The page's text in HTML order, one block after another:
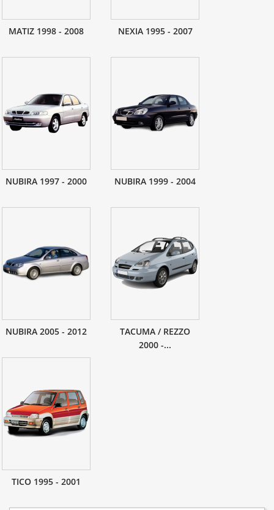
MATIZ 1998 - 2008 NEXIA 1995 - 2007
NUBIRA 1997 - 2000 NUBIRA 1999 - 2004
NUBIRA 2005 - 2012
TACUMA / REZZO
2000 -...
TICO 1995 - 2001